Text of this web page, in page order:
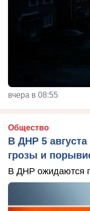
вчера в 08:55
Общество
В ДНР 5
грозы и
В ДНР ожидаются